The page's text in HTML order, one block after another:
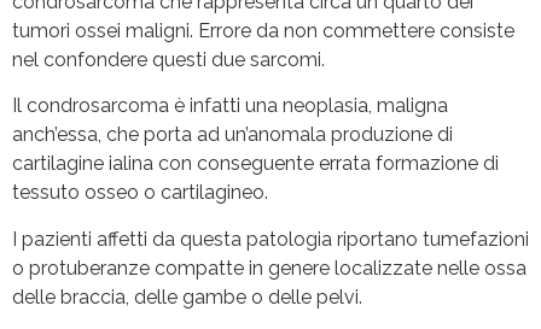
tumori ossei maligni. Errore da non commettere consiste
nel confondere questi due sarcomi.
Il condrosarcoma è infatti una neoplasia, maligna
anch’essa, che porta ad un’anomala produzione di
cartilagine ialina con conseguente errata formazione di
tessuto osseo o cartilagineo.
I pazienti affetti da questa patologia riportano tumefazioni
o protuberanze compatte in genere localizzate nelle ossa
delle braccia, delle gambe o delle pelvi.